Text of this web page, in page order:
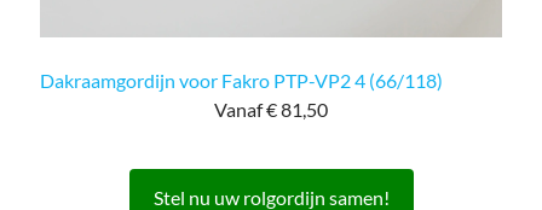
Dakraamgordijn voor Fakro PTP-VP2 4 (66/118)
Vanaf € 81,50
Stel nu uw rolgordijn samen!